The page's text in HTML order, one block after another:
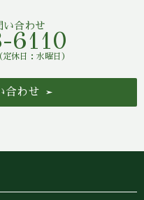
い合わせ
6110
休日：水曜日）
合わせ